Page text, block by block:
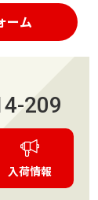
ーム
209
入荷情報